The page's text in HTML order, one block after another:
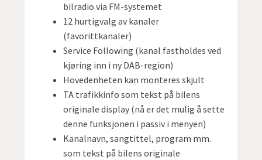
bilradio via FM-systemet
12 hurtigvalg av kanaler
(favorittkanaler)
Service Following (kanal fastholdes ved
kjøring inn i ny DAB-region)
Hovedenheten kan monteres skjult
TA trafikkinfo som tekst på bilens
originale display (nå er det mulig å sette
denne funksjonen i passiv i menyen)
Kanalnavn, sangtittel, program mm.
som tekst på bilens originale